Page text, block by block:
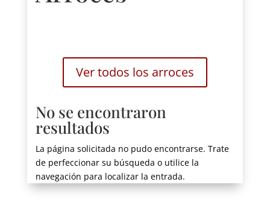
Ver todos los arroces
No se encontraron
resultados
La página solicitada no pudo encontrarse. Trate
de perfeccionar su búsqueda o utilice la
navegación para localizar la entrada.